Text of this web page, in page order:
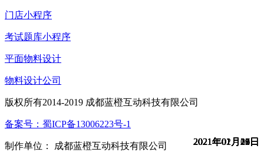
2021年02月02日
2021年01月29日
2021年01月28日
2021年01月27日
2021年01月26日
2021年01月25日
2021年01月21日
2021年01月19日
2021年01月15日
门店小程序
考试题库小程序
平面物料设计
物料设计公司
版权所有2014-2019 成都蓝橙互动科技有限公司
备案号：蜀ICP备13006223号-1
制作单位： 成都蓝橙互动科技有限公司